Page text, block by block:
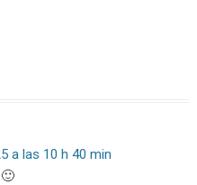
a las 10 h 40 min